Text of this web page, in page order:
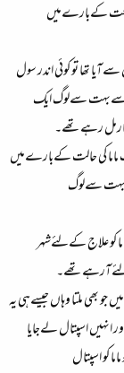
کےبارےمیں
تھا تو کوئی اندر سول
سےبہت سےلوگ ایک
رہےتھے۔
کی حالت کےبارےمیں
بہت سےلوگ
کو علاج کےلئےشہر
بھی ملتا وہاں جیسےہی یہ
انہیں اسپتال لےجایا
کو اسپتال